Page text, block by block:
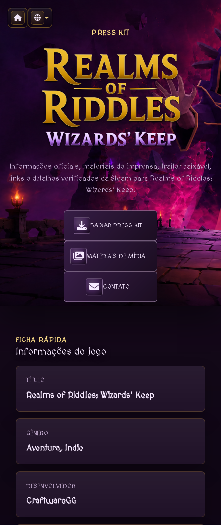
PRESS KIT
Informações oficiais, materiais de imprensa, trailer baixável,
links e detalhes verificados da Steam para Realms of Riddles:
Wizards' Keep.
BAIXAR PRESS KIT
MATERIAIS DE MÍDIA
CONTATO
FICHA RÁPIDA
Informações do jogo
TÍTULO
Realms of Riddles: Wizards' Keep
GÊNERO
Aventura, Indie
DESENVOLVEDOR
CraftwareGG